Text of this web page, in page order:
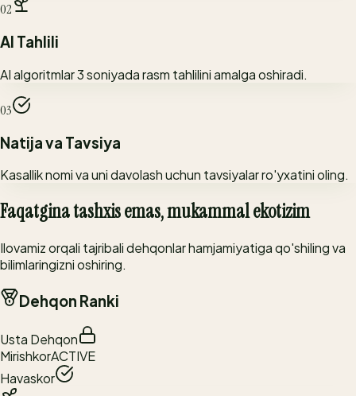
02
AI Tahlili
AI algoritmlar 3 soniyada rasm tahlilini amalga oshiradi.
03
Natija va Tavsiya
Kasallik nomi va uni davolash uchun tavsiyalar ro'yxatini oling.
Faqatgina tashxis emas, mukammal ekotizim
Ilovamiz orqali tajribali dehqonlar hamjamiyatiga qo'shiling va
bilimlaringizni oshiring.
Dehqon Ranki
Usta Dehqon
MirishkorACTIVE
Havaskor